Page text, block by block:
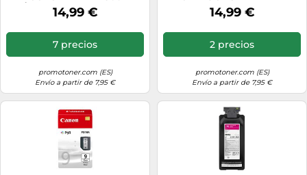
PÁGINAS PARA BJC-1000
14,99 €
7 precios
promotoner.com (ES)
Envío a partir de 7,95 €
TRICOLORA
14,99 €
2 precios
promotoner.com (ES)
Envío a partir de 7,95 €